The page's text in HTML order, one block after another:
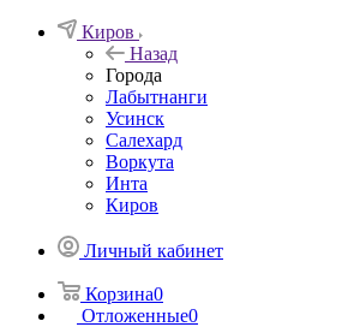
Киров
Назад
Города
Лабытнанги
Усинск
Салехард
Воркута
Инта
Киров
Личный кабинет
Корзина0
Отложенные0